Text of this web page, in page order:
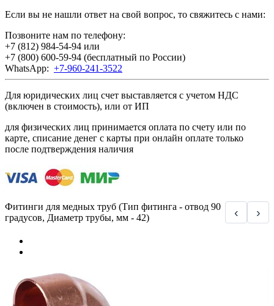
Если вы не нашли ответ на свой вопрос, то свяжитесь с нами:
Позвоните нам по телефону:
+7 (812) 984-54-94 или
+7 (800) 600-59-94 (бесплатный по России)
WhatsApp: +7-960-241-3522
Для юридических лиц счет выставляется с учетом НДС
(включен в стоимость), или от ИП
для физических лиц принимается оплата по счету или по
карте, списание денег с карты при онлайн оплате только
после подтверждения наличия
Фитинги для медных труб (Тип фитинга - отвод 90
градусов, Диаметр трубы, мм - 42)
‹ ›